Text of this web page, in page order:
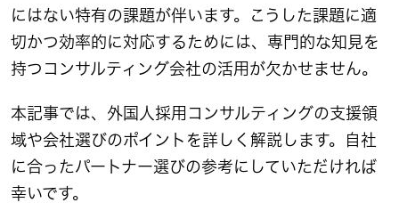
にはない特有の課題が伴います。こうした課題に適
切かつ効率的に対応するためには、専門的な知見を
持つコンサルティング会社の活用が欠かせません。
本記事では、外国人採用コンサルティングの支援領
域や会社選びのポイントを詳しく解説します。自社
に合ったパートナー選びの参考にしていただければ
幸いです。